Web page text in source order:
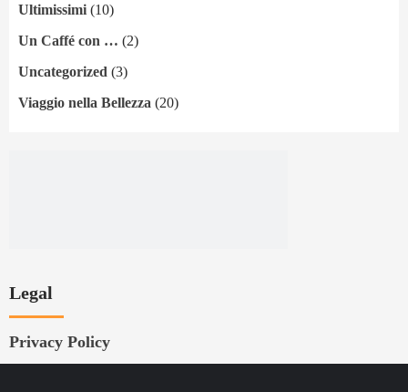
Ultimissimi (10)
Un Caffé con … (2)
Uncategorized (3)
Viaggio nella Bellezza (20)
Legal
Privacy Policy